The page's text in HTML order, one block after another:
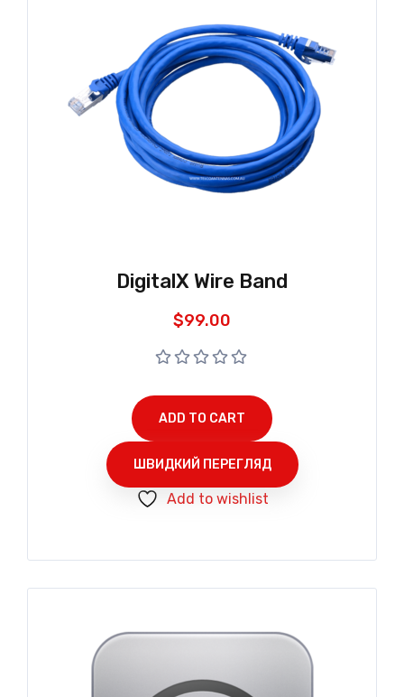
DigitalX Wire Band
$99.00
ADD TO CART
ШВИДКИЙ ПЕРЕГЛЯД
Add to wishlist